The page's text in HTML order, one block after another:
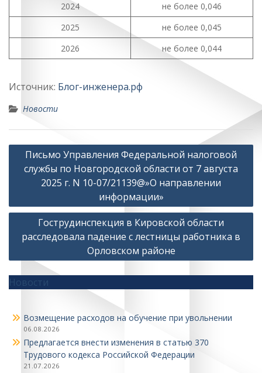
2024
не более 0,046
2025
не более 0,045
2026
не более 0,044
Источник: Блог-инженера.рф
Новости
Навигация
записям
Письмо Управления Федеральной налоговой
службы по Новгородской области от 7 августа
2025 г. N 10-07/21139@»О направлении
информации»
Гострудинспекция в Кировской области
расследовала падение с лестницы работника в
Орловском районе
Новости
Возмещение расходов на обучение при увольнении
06.08.2026
Предлагается внести изменения в статью 370
Трудового кодекса Российской Федерации
21.07.2026